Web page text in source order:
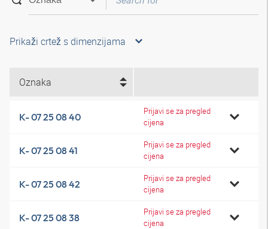
Prikaži crtež s dimenzijama
Oznaka
K- 07 25 08 40
Prijavi se za pregled
cijena
K- 07 25 08 41
Prijavi se za pregled
cijena
K- 07 25 08 42
Prijavi se za pregled
cijena
K- 07 25 08 38
Prijavi se za pregled
cijena